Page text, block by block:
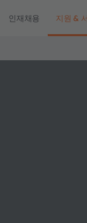
인재채용 지원 &